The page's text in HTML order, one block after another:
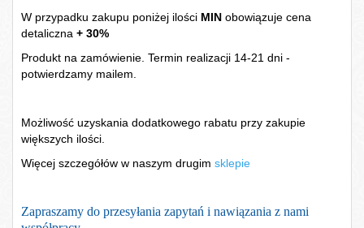
W przypadku zakupu poniżej ilości MIN obowiązuje cena
detaliczna + 30%
Produkt na zamówienie. Termin realizacji 14-21 dni -
potwierdzamy mailem.
Możliwość uzyskania dodatkowego rabatu przy zakupie
większych ilości.
Więcej szczegółów w naszym drugim sklepie
Zapraszamy do przesyłania zapytań i nawiązania z nami